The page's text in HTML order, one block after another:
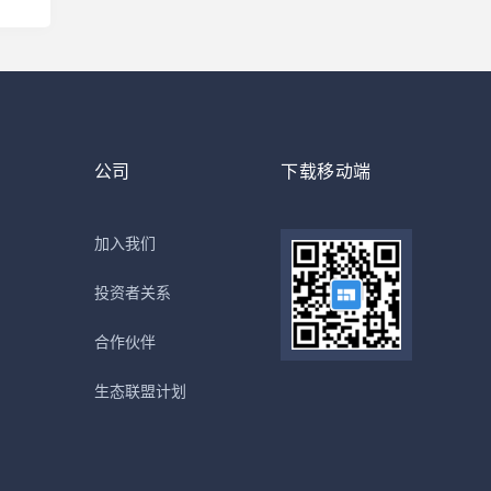
公司
加入我们
投资者关系
合作伙伴
生态联盟计划
下载移动端